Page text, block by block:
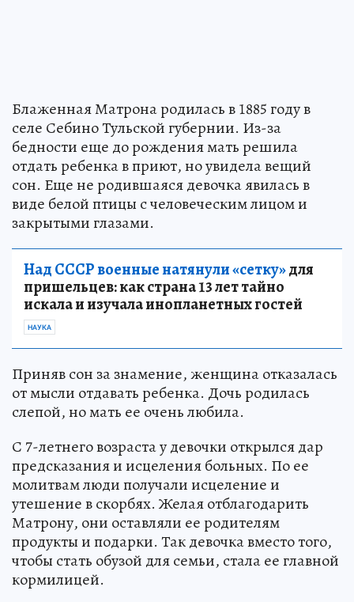
Блаженная Матрона родилась в 1885 году в
селе Себино Тульской губернии. Из-за
бедности еще до рождения мать решила
отдать ребенка в приют, но увидела вещий
сон. Еще не родившаяся девочка явилась в
виде белой птицы с человеческим лицом и
закрытыми глазами.
Над СССР военные натянули «сетку»для
пришельцев: как страна 13 лет тайно
искала и изучала инопланетных гостей
НАУКА
Приняв сон за знамение, женщина отказалась
от мысли отдавать ребенка. Дочь родилась
слепой, но мать ее очень любила.
С 7-летнего возраста у девочки открылся дар
предсказания и исцеления больных. По ее
молитвам люди получали исцеление и
утешение в скорбях. Желая отблагодарить
Матрону, они оставляли ее родителям
продукты и подарки. Так девочка вместо того,
чтобы стать обузой для семьи, стала ее главной
кормилицей.